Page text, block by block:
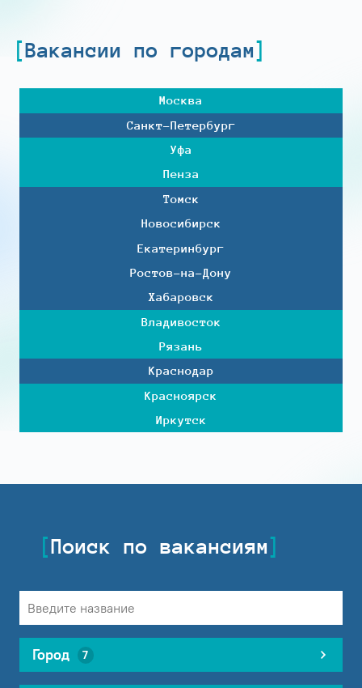
Вакансии по городам
Москва
Санкт-Петербург
Уфа
Пенза
Томск
Новосибирск
Екатеринбург
Ростов-на-Дону
Хабаровск
Владивосток
Рязань
Краснодар
Красноярск
Иркутск
Поиск по вакансиям
Город 7